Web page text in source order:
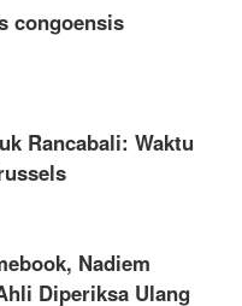
congoensis
Rancabali: Waktu
Nadiem
Diperiksa Ulang